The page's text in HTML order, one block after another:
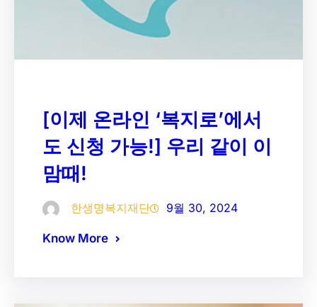
[이제 온라인 ‘복지로’에서
도 신청 가능!] 우리 같이 이
맘때!
한생명복지재단 9월 30, 2024
Know More